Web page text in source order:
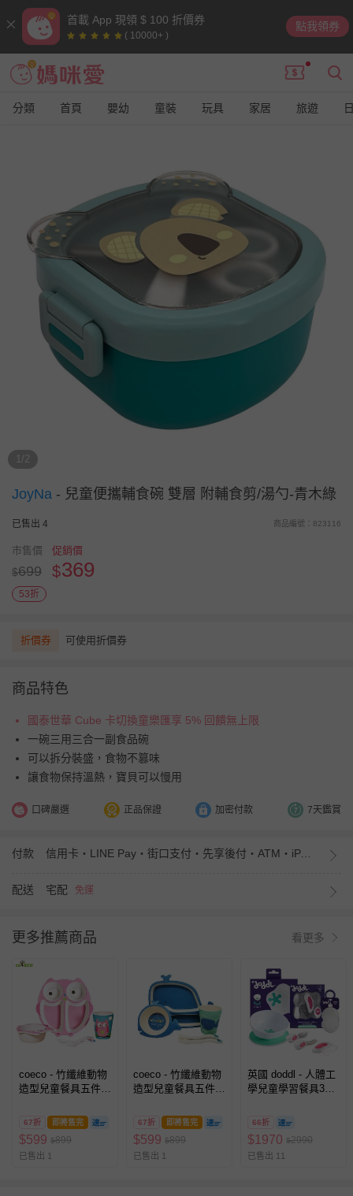
首載 App 現領 $ 100 折價券
( 10000+ )
點我領券
分類 首頁 嬰幼 童裝 玩具 家居 旅遊
1/2
JoyNa - 兒童便攜輔食碗 雙層 附輔食剪/湯勺-青木綠
已售出 4 商品編號：823116
市售價
$699
促銷價
$369
53折
折價券 可使用折價券
商品特色
國泰世華 Cube 卡切換童樂匯享 5% 回饋無上限
一碗三用三合一副食品碗
可以拆分裝盛，食物不篡味
讓食物保持溫熱，寶貝可以慢用
口碑嚴選 正品保證 加密付款 7天鑑賞
付款 信用卡・LINE Pay・街口支付・先享後付・ATM・iPASS MONEY
配送 宅配 免運
更多推薦商品 看更多
coeco - 竹纖維動物
造型兒童餐具五件
67折 即將售完
$599 $899
已售出 1
coeco - 竹纖維動物
造型兒童餐具五件
67折 即將售完
$599 $899
已售出 1
英國 doddl - 人體工
學兒童學習餐具3件
碗有引力秒吸餐碗
(強力吸盤&止滑餐
碗)+餐具攜帶盒
66折
$1970 $2990
已售出 11